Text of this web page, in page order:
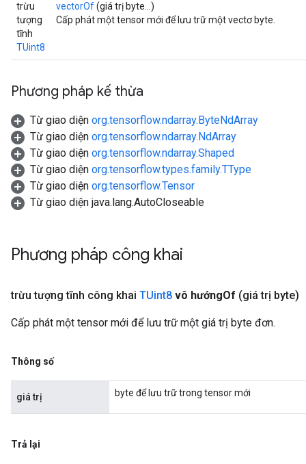
trừu
tượng
tĩnh
TUint8
vectorOf(giá trị byte...)
Cấp phát một tensor mới để lưu trữ một vectơ byte.
Phương pháp kế thừa
Từ giao diện org.tensorflow.ndarray.ByteNdArray
Từ giao diện org.tensorflow.ndarray.NdArray
Từ giao diện org.tensorflow.ndarray.Shaped
Từ giao diện org.tensorflow.types.family.TType
Từ giao diện org.tensorflow.Tensor
Từ giao diện java.lang.AutoCloseable
Phương pháp công khai
trừu tượng tĩnh công khai TUint8 vô hướngOf (giá trị byte)
Cấp phát một tensor mới để lưu trữ một giá trị byte đơn.
Thông số
giá trị byte để lưu trữ trong tensor mới
Trả lại